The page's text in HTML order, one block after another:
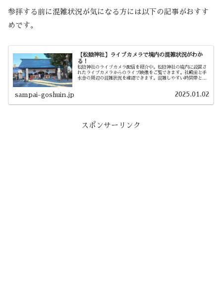
参拝する前に混雑状況が気になる方には以下の記事がおすす
めです。
【松陰神社】ライブカメラで境内の混雑状況がわか
る！
松陰神社のライブカメラ配信を紹介中。松陰神社の境内に設置さ
れたライブカメラからのライブ映像をご覧できます。社殿前と手
水舎の周辺の混雑状況を確認できます。混雑しやすい時間帯と松
sampai-goshuin.jp 2025.01.02
スポンサーリンク